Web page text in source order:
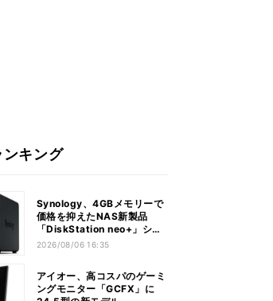
ンキング
Synology、4GBメモリーで
価格を抑えたNAS新製品
「DiskStation neo+」シリ
ーズ
2026/08/06 16:35
アイオー、高コスパのゲーミ
ングモニター「GCFX」に